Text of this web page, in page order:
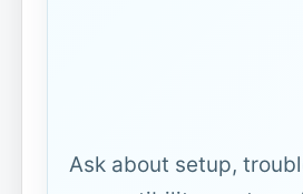
Ask about setup,